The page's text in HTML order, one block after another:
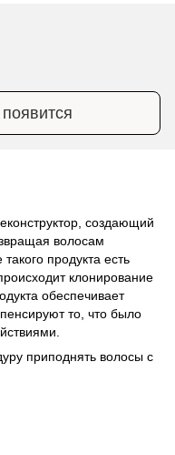
создающий
волосам
продукта есть
клонирование
обеспечивает
то, что было
приподнять волосы с